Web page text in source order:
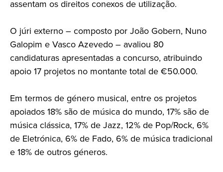
assentam os direitos conexos de utilização.
O júri externo – composto por João Gobern, Nuno
Galopim e Vasco Azevedo – avaliou 80
candidaturas apresentadas a concurso, atribuindo
apoio 17 projetos no montante total de €50.000.
Em termos de género musical, entre os projetos
apoiados 18% são de música do mundo, 17% são de
música clássica, 17% de Jazz, 12% de Pop/Rock, 6%
de Eletrónica, 6% de Fado, 6% de música tradicional
e 18% de outros géneros.